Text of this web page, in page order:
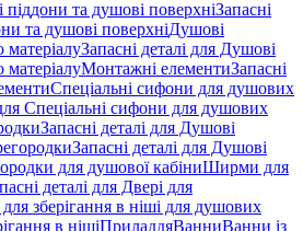
піддони та душові поверхніЗапасні
та душові поверхніДушові
матеріалуЗапасні деталі для Душові
матеріалуМонтажні елементиЗапасні
Спеціальні сифони для душових
Спеціальні сифони для душових
Запасні деталі для Душові
Запасні деталі для Душові
для душової кабіниШирми для
деталі для Двері для
зберігання в ніші для душових
в нішіПриладдяВанниВанни із